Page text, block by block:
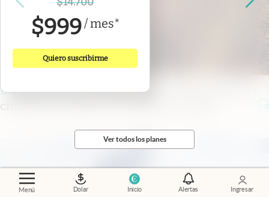
Menú Dolar Inicio Alertas Ingresar
$999/mes*
Quiero suscribirme
Ver todos los planes
Economía al día.Vaca Muerta cambia de mapa: la
ciudad que empieza a reemplazar a Añelo